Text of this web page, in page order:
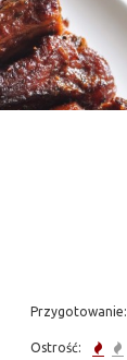
Przygotowanie:
Ostrość: